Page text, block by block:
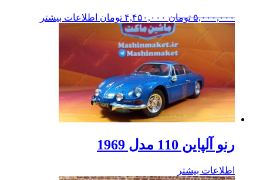
۵,۰۰۰,۰۰۰ تومان ۴,۴۵۰,۰۰۰ تومان اطلاعات بیشتر
رنو آلپاین 110 مدل 1969
اطلاعات بیشتر